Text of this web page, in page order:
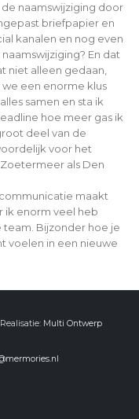
naamswijziging door
briefpapier en
kanalen en nog even
En dat
niet alleen gedaan,
een enorme klus
samen en sta ik
hoe meer gas ik
deel van de
voor het
als Den
maakt
ik enorm veel heb
Bijzonder hoe je
voelen in een nieuwe
Multi Ontwerp